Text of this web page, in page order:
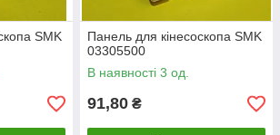
SMK
Панель для кінесоскопа SMK
03305500
В наявності 3 од.
91,80 ₴